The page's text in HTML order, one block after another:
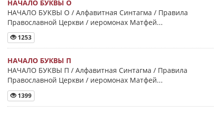
НАЧАЛО БУКВЫ Ο
НАЧАЛО БУКВЫ Ο / Алфавитная Синтагма / Правила
Православной Церкви / иеромонах Матфей...
1253
НАЧАЛО БУКВЫ Π
НАЧАЛО БУКВЫ Π / Алфавитная Синтагма / Правила
Православной Церкви / иеромонах Матфей...
1399